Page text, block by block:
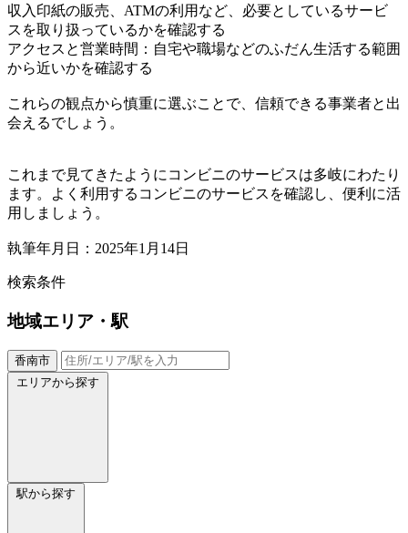
収入印紙の販売、ATMの利用など、必要としているサービ
スを取り扱っているかを確認する
アクセスと営業時間：自宅や職場などのふだん生活する範囲
から近いかを確認する
これらの観点から慎重に選ぶことで、信頼できる事業者と出
会えるでしょう。
これまで見てきたようにコンビニのサービスは多岐にわたり
ます。よく利用するコンビニのサービスを確認し、便利に活
用しましょう。
執筆年月日：2025年1月14日
検索条件
地域エリア・駅
香南市
エリアから探す
駅から探す